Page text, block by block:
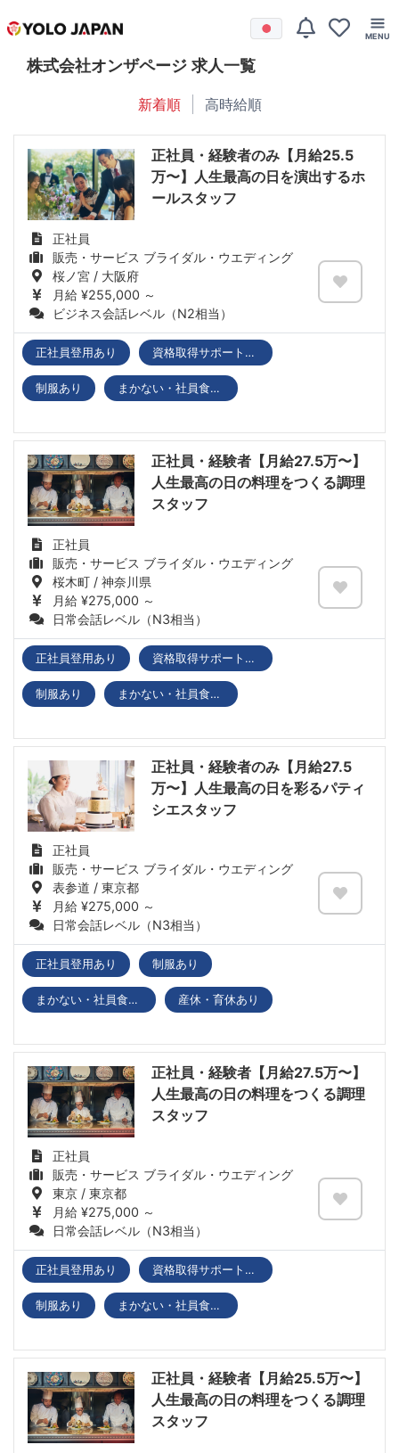
株式会社オンザページ 求人一覧
新着順 高時給順
正社員・経験者のみ【月給25.5
万〜】人生最高の日を演出するホ
ールスタッフ
正社員
販売・サービス ブライダル・ウエディング
桜ノ宮 / 大阪府
月給 ¥255,000 ～
ビジネス会話レベル（N2相当）
正社員登用あり 資格取得サポートあり
制服あり まかない・社員食堂あり
正社員・経験者【月給27.5万〜】
人生最高の日の料理をつくる調理
スタッフ
正社員
販売・サービス ブライダル・ウエディング
桜木町 / 神奈川県
月給 ¥275,000 ～
日常会話レベル（N3相当）
正社員登用あり 資格取得サポートあり
制服あり まかない・社員食堂あり
正社員・経験者のみ【月給27.5
万〜】人生最高の日を彩るパティ
シエスタッフ
正社員
販売・サービス ブライダル・ウエディング
表参道 / 東京都
月給 ¥275,000 ～
日常会話レベル（N3相当）
正社員登用あり 制服あり
まかない・社員食堂あり 産休・育休あり
正社員・経験者【月給27.5万〜】
人生最高の日の料理をつくる調理
スタッフ
正社員
販売・サービス ブライダル・ウエディング
東京 / 東京都
月給 ¥275,000 ～
日常会話レベル（N3相当）
正社員登用あり 資格取得サポートあり
制服あり まかない・社員食堂あり
正社員・経験者【月給25.5万〜】
人生最高の日の料理をつくる調理
スタッフ